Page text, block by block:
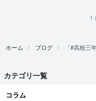
1
ホーム ブログ 「#高校三
カテゴリ一覧
コラム